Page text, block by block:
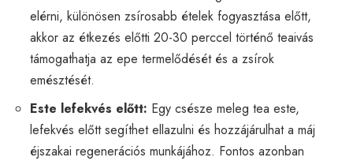
elérni, különösen zsírosabb ételek fogyasztása előtt,
akkor az étkezés előtti 20-30 perccel történő teaivás
támogathatja az epe termelődését és a zsírok
emésztését.
Este lefekvés előtt: Egy csésze meleg tea este,
lefekvés előtt segíthet ellazulni és hozzájárulhat a máj
éjszakai regenerációs munkájához. Fontos azonban